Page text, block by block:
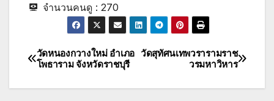
จำนวนคนดู : 270
Post
navigation
วัดสุทัศนเทพวรารามราช
วรมหาวิหาร
วัดหนองกวางใหม่ อำเภอ
โพธาราม จังหวัดราชบุรี